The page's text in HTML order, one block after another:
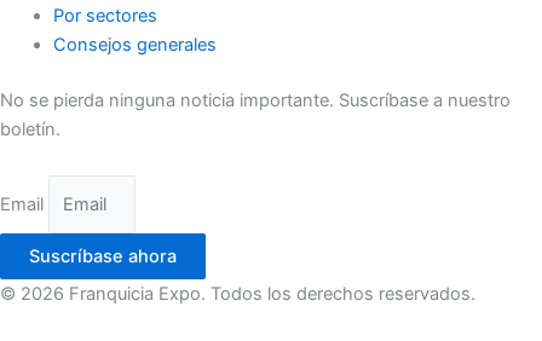
Por sectores
Consejos generales
No se pierda ninguna noticia importante. Suscríbase a nuestro
boletín.
Email
Suscríbase ahora
© 2026 Franquicia Expo. Todos los derechos reservados.